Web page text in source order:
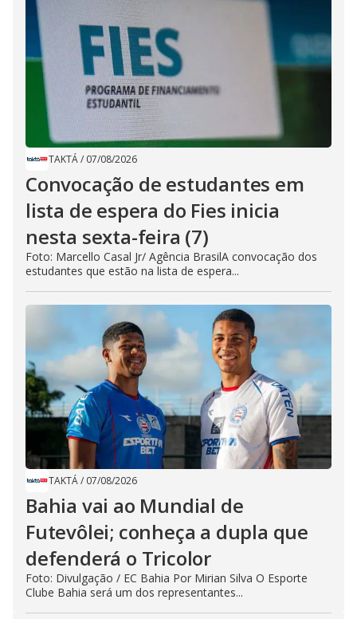
TAKTÁ/ 07/08/2026
Convocação de estudantes em
lista de espera do Fies inicia
nesta sexta-feira (7)
Foto: Marcello Casal Jr/ Agência BrasilA convocação dos
estudantes que estão na lista de espera...
TAKTÁ/ 07/08/2026
Bahia vai ao Mundial de
Futevôlei; conheça a dupla que
defenderá o Tricolor
Foto: Divulgação / EC Bahia Por Mirian Silva O Esporte
Clube Bahia será um dos representantes...